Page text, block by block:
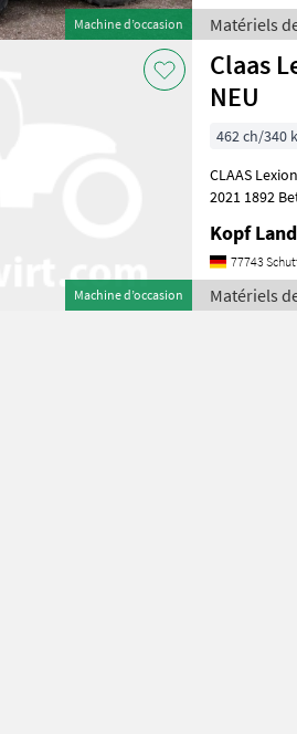
Machine d’occasion Matériels
Machine d’occasion
Claas
NEU
462 ch/340
CLAAS Lexion 6800 TT, HP-Kanal
2021 1892 Betriebsstunden,
Kopf
77743
Matériels